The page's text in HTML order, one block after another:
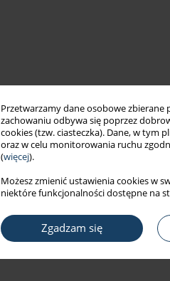
Przetwarzamy dane osobowe zbierane
zachowaniu odbywa się poprzez
cookies (tzw. ciasteczka). Dane, w tym
oraz w celu monitorowania ruchu
(więcej).
Możesz zmienić ustawienia cookies w
niektóre funkcjonalności dostępne na
Zgadzam się